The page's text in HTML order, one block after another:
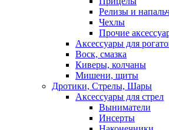
Релизы и
Чехлы
Прочие
Аксессуары для
Воск, смазка
Киверы, колчаны
Мишени, щиты
Дротики, Стрелы, Шары
Аксессуары для стрел
Выниматели
Инсерты